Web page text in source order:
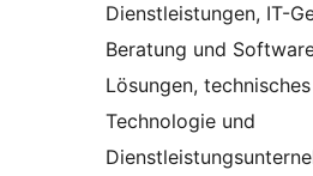
Dienstleistungen, IT-
Beratung und
Lösungen,
Technologie und